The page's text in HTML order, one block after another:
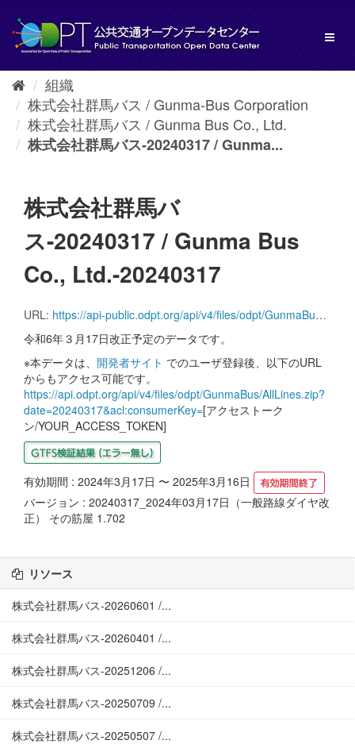
し
組織
株式会社群馬バス / Gunma-Bus Corporation
株式会社群馬バス / Gunma Bus Co., Ltd.
株式会社群馬バス-20240317 / Gunma...
株式会社群馬バ
ス-20240317 / Gunma Bus
Co., Ltd.-20240317
URL: https://api-public.odpt.org/api/v4/files/odpt/GunmaBus/AllLines.zip?date=20240317
令和6年３月17日改正予定のデータです。
※本データは、 開発者サイト でのユーザ登録後、以下のURL
からもアクセス可能です。
https://api.odpt.org/api/v4/files/odpt/GunmaBus/AllLines.zip?
date=20240317&acl:consumerKey=[アクセストーク
ン/YOUR_ACCESS_TOKEN]
有効期間 : 2024年3月17日 〜 2025年3月16日
バージョン : 20240317_2024年03月17日（一般路線ダイヤ改
正） その筋屋 1.702
リソース
株式会社群馬バス-20260601 /...
株式会社群馬バス-20260401 /...
株式会社群馬バス-20251206 /...
株式会社群馬バス-20250709 /...
株式会社群馬バス-20250507 /...